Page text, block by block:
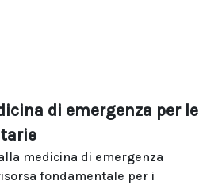
di emergenza per le
medicina di emergenza
fondamentale per i